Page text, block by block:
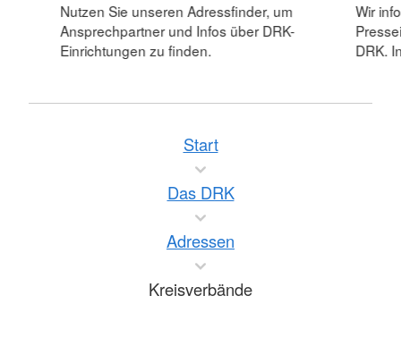
Nutzen Sie unseren Adressfinder, um
Ansprechpartner und Infos über DRK-
Einrichtungen zu finden.
Wir
DRK.
Start
Das DRK
Adressen
Kreisverbände